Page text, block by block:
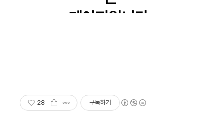
28 구독하기